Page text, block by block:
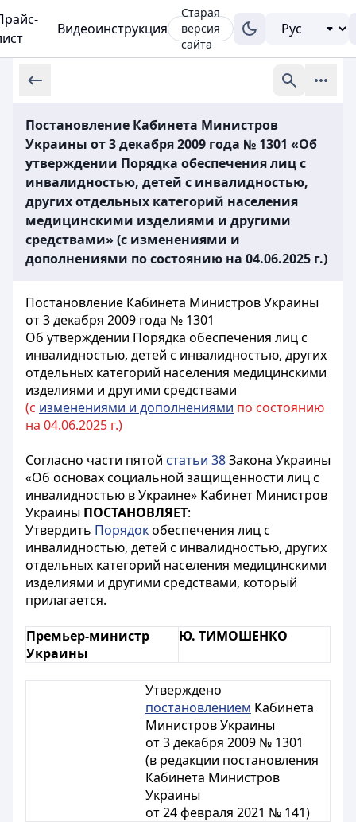
Видеоинструкция
Старая
версия
сайта
Постановление Кабинета Министров
Украины от 3 декабря 2009 года № 1301 «Об
утверждении Порядка обеспечения лиц с
инвалидностью, детей с инвалидностью,
других отдельных категорий населения
медицинскими изделиями и другими
средствами» (с изменениями и
дополнениями по состоянию на 04.06.2025 г.)
Постановление Кабинета Министров Украины
от 3 декабря 2009 года № 1301
Об утверждении Порядка обеспечения лиц с
инвалидностью, детей с инвалидностью, других
отдельных категорий населения медицинскими
изделиями и другими средствами
(с изменениями и дополнениями по состоянию
на 04.06.2025 г.)
Согласно части пятой статьи 38Закона Украины
«Об основах социальной защищенности лиц с
инвалидностью в Украине» Кабинет Министров
Украины ПОСТАНОВЛЯЕТ:
Утвердить Порядокобеспечения лиц с
инвалидностью, детей с инвалидностью, других
отдельных категорий населения медицинскими
изделиями и другими средствами, который
прилагается.
Премьер-министр
Украины
Ю. ТИМОШЕНКО
Утверждено
постановлением Кабинета
Министров Украины
от 3 декабря 2009 № 1301
(в редакции постановления
Кабинета Министров
Украины
от 24 февраля 2021 № 141)